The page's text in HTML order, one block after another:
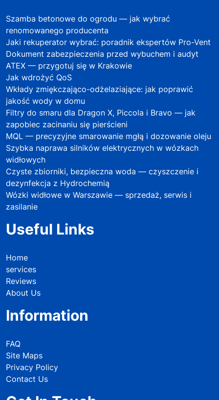
Szamba betonowe do ogrodu — jak wybrać
renomowanego producenta
Jaki rekuperator wybrać: poradnik ekspertów Pro-Vent
Dokument zabezpieczenia przed wybuchem i audyt
ATEX — przygotuj się w Krakowie
Jak wdrożyć QoS
Wkłady zmiękczająco-odżelaziające: jak poprawić
jakość wody w domu
Filtry do smaru dla Dragon X, Piccola i Bravo — jak
zapobiec zacinaniu się pierścieni
MQL — precyzyjne smarowanie mgłą i dozowanie oleju
Szybka naprawa silników elektrycznych w wózkach
widłowych
Czyste zbiorniki, bezpieczna woda — czyszczenie i
dezynfekcja z Hydrochemią
Wózki widłowe w Warszawie — sprzedaż, serwis i
zasilanie
Useful Links
Home
services
Reviews
About Us
Information
FAQ
Site Maps
Privacy Policy
Contact Us